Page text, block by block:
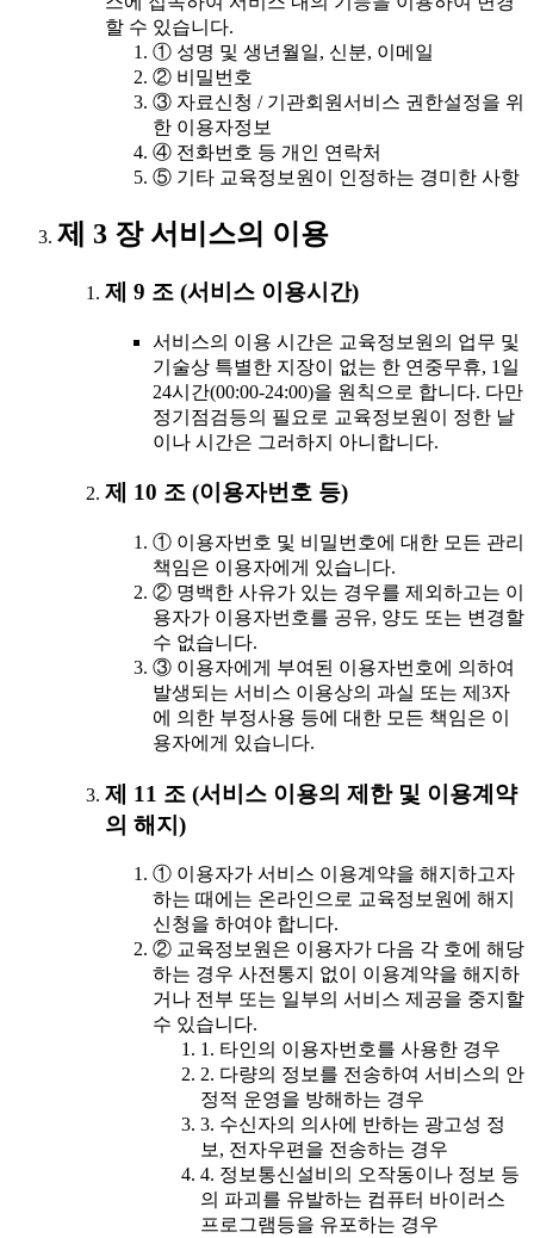
할 수 있습니다.
① 성명 및 생년월일, 신분, 이메일
② 비밀번호
③ 자료신청 / 기관회원서비스 권한설정을 위
한 이용자정보
④ 전화번호 등 개인 연락처
⑤ 기타 교육정보원이 인정하는 경미한 사항
제 3 장 서비스의 이용
제 9 조 (서비스 이용시간)
서비스의 이용 시간은 교육정보원의 업무 및
기술상 특별한 지장이 없는 한 연중무휴, 1일
24시간(00:00-24:00)을 원칙으로 합니다. 다만
정기점검등의 필요로 교육정보원이 정한 날
이나 시간은 그러하지 아니합니다.
제 10 조 (이용자번호 등)
① 이용자번호 및 비밀번호에 대한 모든 관리
책임은 이용자에게 있습니다.
② 명백한 사유가 있는 경우를 제외하고는 이
용자가 이용자번호를 공유, 양도 또는 변경할
수 없습니다.
③ 이용자에게 부여된 이용자번호에 의하여
발생되는 서비스 이용상의 과실 또는 제3자
에 의한 부정사용 등에 대한 모든 책임은 이
용자에게 있습니다.
제 11 조 (서비스 이용의 제한 및 이용계약
의 해지)
① 이용자가 서비스 이용계약을 해지하고자
하는 때에는 온라인으로 교육정보원에 해지
신청을 하여야 합니다.
② 교육정보원은 이용자가 다음 각 호에 해당
하는 경우 사전통지 없이 이용계약을 해지하
거나 전부 또는 일부의 서비스 제공을 중지할
수 있습니다.
1. 타인의 이용자번호를 사용한 경우
2. 다량의 정보를 전송하여 서비스의 안
정적 운영을 방해하는 경우
3. 수신자의 의사에 반하는 광고성 정
보, 전자우편을 전송하는 경우
4. 정보통신설비의 오작동이나 정보 등
의 파괴를 유발하는 컴퓨터 바이러스
프로그램등을 유포하는 경우